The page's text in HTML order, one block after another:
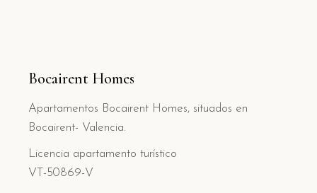
Bocairent Homes
Apartamentos Bocairent Homes, situados en
Bocairent- Valencia.
Licencia apartamento turístico
VT-50869-V